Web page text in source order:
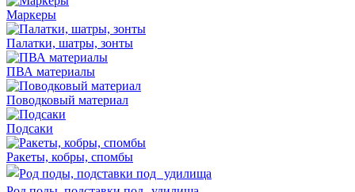
Маркеры
Палатки, шатры, зонты
ПВА материалы
Поводковый материал
Подсаки
Ракеты, кобры, спомбы